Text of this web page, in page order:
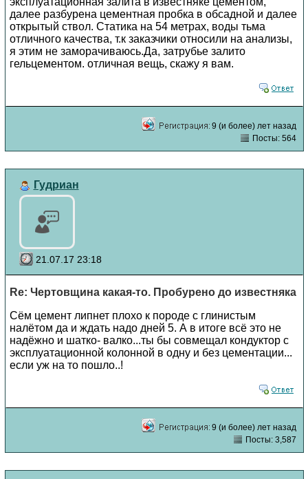
далее разбурена цементная пробка в обсадной и далее
открытый ствол. Статика на 54 метрах, воды тьма
отличного качества, т.к заказчики относили на анализы,
я этим не заморачиваюсь.Да, затрубье залито
гельцементом. отличная вещь, скажу я вам.
9 (и более) лет назад
Посты: 564
Гудриан
21.07.17 23:18
Re: Чертовщина какая-то. Пробурено до известняка
Сём цемент липнет плохо к породе с глинистым
налётом да и ждать надо дней 5. А в итоге всё это не
надёжно и шатко- валко...ты бы совмещал кондуктор с
эксплуатационной колонной в одну и без цементации...
если уж на то пошло..!
9 (и более) лет назад
Посты: 3,587